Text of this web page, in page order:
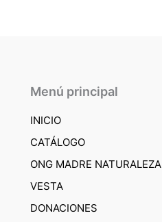
Menú principal
INICIO
CATÁLOGO
ONG MADRE NATURALEZA
VESTA
DONACIONES